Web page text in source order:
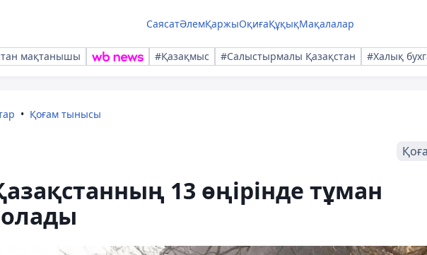
СаясатӘлемҚаржыОқиғаҚұқықМақалалар
мақтанышы #Қазақмыс #Салыстырмалы Қазақстан #Халық
Қоғам тынысы
13 өңірінде тұман